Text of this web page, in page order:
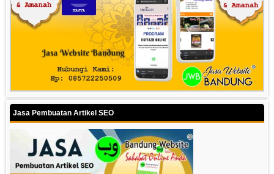
Jasa Pembuatan Artikel SEO